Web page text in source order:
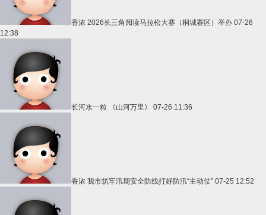
香浓 2026长三角阅读马拉松大赛（桐城赛区）举办 07-26
12:38
长河水一粒 《山河万里》 07-26 11:36
香浓 我市筑牢汛期安全防线打好防汛“主动仗” 07-25 12:52